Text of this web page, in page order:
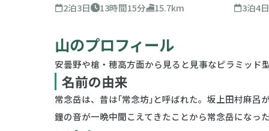
2泊3日 13時間15分 15.7km 3泊4
山のプロフィール
安曇野や槍・穂高方面から見ると見事なピラミッド
名前の由来
常念岳は、昔は｢常念坊｣と呼ばれた。坂上田村麻
鐘の音が一晩中聞こえてきたことから常念岳になっ